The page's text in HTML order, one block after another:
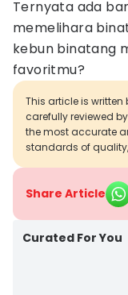
Ternyata ada
memelihara
kebun binatang
favoritmu?
This article is
carefully reviewed
the most accurate
standards of
Share Article
Curated For You